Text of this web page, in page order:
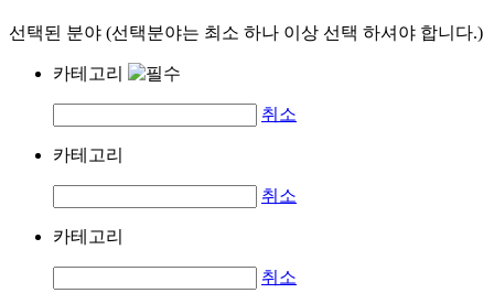
선택된 분야 (선택분야는 최소 하나 이상 선택 하셔야 합니다.)
카테고리
취소
카테고리
취소
카테고리
취소